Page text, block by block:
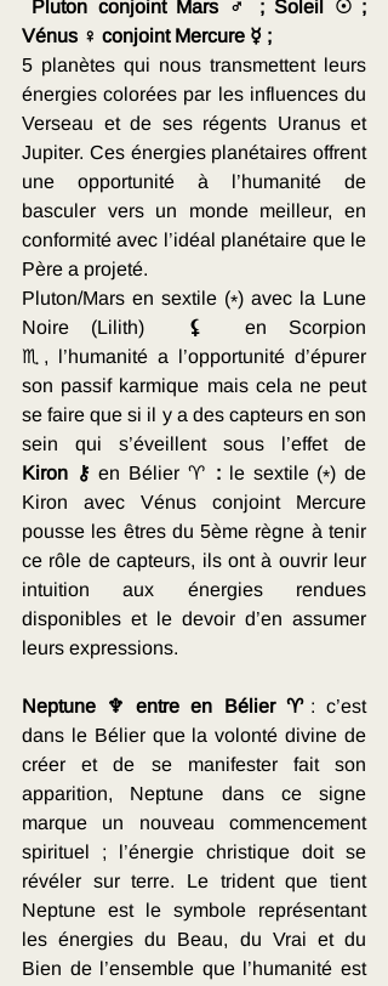
Pluton conjoint Mars ♂ ; Soleil ☉ ;
Vénus ♀ conjoint Mercure ☿ ;
5 planètes qui nous transmettent leurs
énergies colorées par les influences du
Verseau et de ses régents Uranus et
Jupiter. Ces énergies planétaires offrent
une opportunité à l’humanité de
basculer vers un monde meilleur, en
conformité avec l’idéal planétaire que le
Père a projeté.
Pluton/Mars en sextile (⁎) avec la Lune
Noire (Lilith)
⚸
en Scorpion
♏, l’humanité a l’opportunité d’épurer
son passif karmique mais cela ne peut
se faire que si il y a des capteurs en son
Kiron ⚷ en Bélier ♈ : le sextile (⁎) de
Kiron avec Vénus conjoint Mercure
pousse les êtres du 5ème règne à tenir
ce rôle de capteurs, ils ont à ouvrir leur
intuition aux énergies rendues
disponibles et le devoir d’en assumer
leurs expressions.
Neptune ♆ entre en Bélier ♈ : c’est
dans le Bélier que la volonté divine de
créer et de se manifester fait son
apparition, Neptune dans ce signe
marque un nouveau commencement
spirituel ; l’énergie christique doit se
révéler sur terre. Le trident que tient
Neptune est le symbole représentant
les énergies du Beau, du Vrai et du
Bien de l’ensemble que l’humanité est